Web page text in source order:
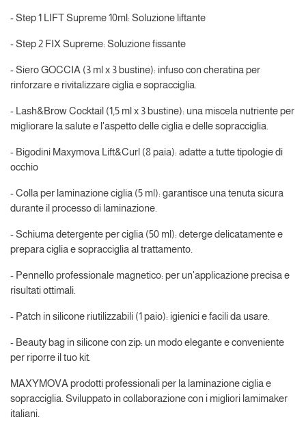
- Step 1 LIFT Supreme 10ml: Soluzione liftante
- Step 2 FIX Supreme: Soluzione fissante
- Siero GOCCIA (3 ml x 3 bustine): infuso con cheratina per
rinforzare e rivitalizzare ciglia e sopracciglia.
- Lash&Brow Cocktail (1,5 ml x 3 bustine): una miscela nutriente per
migliorare la salute e l'aspetto delle ciglia e delle sopracciglia.
- Bigodini Maxymova Lift&Curl (8 paia): adatte a tutte tipologie di
occhio
- Colla per laminazione ciglia (5 ml): garantisce una tenuta sicura
durante il processo di laminazione.
- Schiuma detergente per ciglia (50 ml): deterge delicatamente e
prepara ciglia e sopracciglia al trattamento.
- Pennello professionale magnetico: per un'applicazione precisa e
risultati ottimali.
- Patch in silicone riutilizzabili (1 paio): igienici e facili da usare.
- Beauty bag in silicone con zip: un modo elegante e conveniente
per riporre il tuo kit.
MAXYMOVA prodotti professionali per la laminazione ciglia e
sopracciglia. Sviluppato in collaborazione con i migliori lamimaker
italiani.